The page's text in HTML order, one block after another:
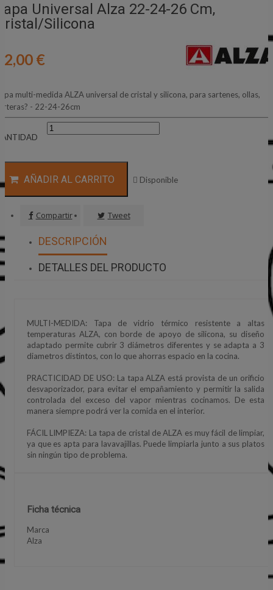
Universal Alza 22-24-26 Cm,
Silicona
€
multi-medida ALZA universal de cristal y silicona, para sartenes, ollas,
- 22-24-26cm
AÑADIR AL CARRITO  Disponible
Compartir Tweet
DESCRIPCIÓN
DETALLES DEL PRODUCTO
MULTI-MEDIDA: Tapa de vidrio térmico resistente a altas
temperaturas ALZA, con borde de apoyo de silicona, su diseño
adaptado permite cubrir 3 diámetros diferentes y se adapta a 3
diametros distintos, con lo que ahorras espacio en la cocina.
PRACTICIDAD DE USO: La tapa ALZA está provista de un orificio
desvaporizador, para evitar el empañamiento y permitir la salida
controlada del exceso del vapor mientras cocinamos. De esta
manera siempre podrá ver la comida en el interior.
FÁCIL LIMPIEZA: La tapa de cristal de ALZA es muy fácil de limpiar,
ya que es apta para lavavajillas. Puede limpiarla junto a sus platos
sin ningún tipo de problema.
Ficha técnica
Marca
Alza